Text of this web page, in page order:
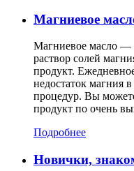
Магниевое
Магниевое масло —
раствор солей
продукт.
недостаток магния
процедур. Вы
продукт по очень
Подробнее
Новички,